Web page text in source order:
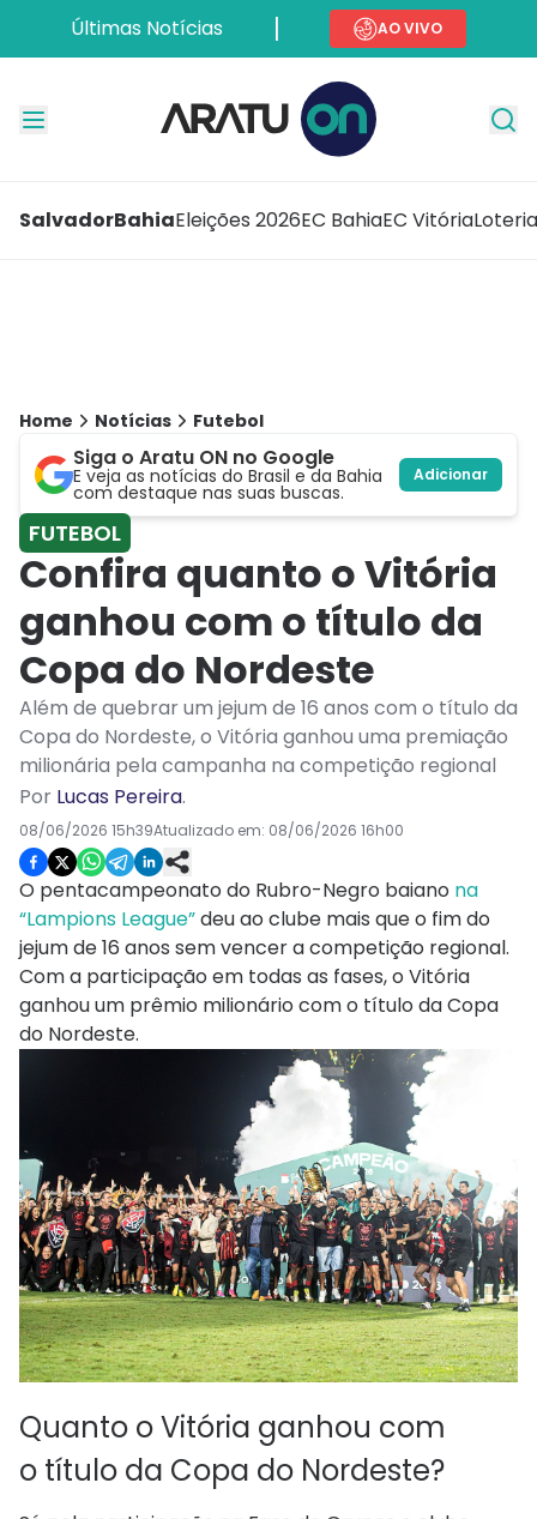
Últimas Notícias AO VIVO
SalvadorBahiaEleições 2026EC BahiaEC Vitória
Home Notícias Futebol
Siga o Aratu ON no Google
E veja as notícias do Brasil e da Bahia
com destaque nas suas buscas.
Adicionar
FUTEBOL
Confira quanto o Vitória
ganhou com o título da
Copa do Nordeste
Além de quebrar um jejum de 16 anos com o título da
Copa do Nordeste, o Vitória ganhou uma premiação
milionária pela campanha na competição regional
Por Lucas Pereira.
08/06/2026 15h39Atualizado em: 08/06/2026 16h00
O pentacampeonato do Rubro-Negro baiano na
“Lampions League”deu ao clube mais que o fim do
jejum de 16 anos sem vencer a competição regional.
Com a participação em todas as fases, o Vitória
ganhou um prêmio milionário com o título da Copa
do Nordeste.
Quanto o Vitória ganhou com
o título da Copa do Nordeste?